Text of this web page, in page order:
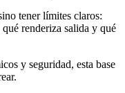
tener límites claros:
renderiza salida y qué
y seguridad, esta base